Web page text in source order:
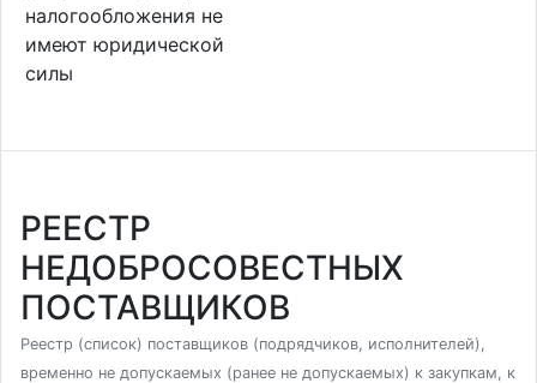
налогообложения не
имеют юридической
силы
РЕЕСТР
НЕДОБРОСОВЕСТНЫХ
ПОСТАВЩИКОВ
Реестр (список) поставщиков (подрядчиков, исполнителей),
временно не допускаемых (ранее не допускаемых) к закупкам, к